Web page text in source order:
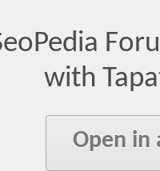
with
Open in